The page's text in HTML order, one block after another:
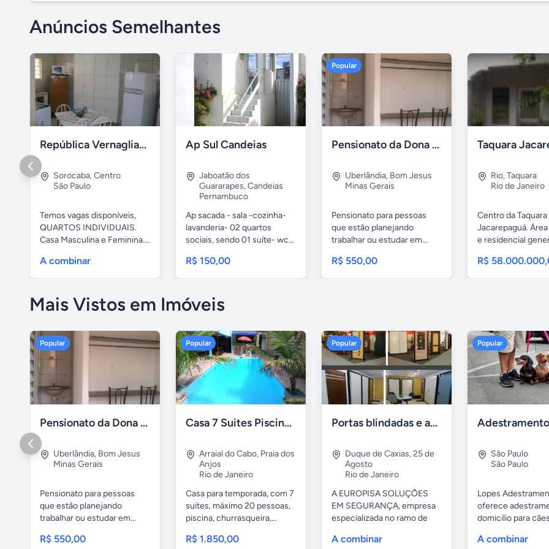
Anúncios Semelhantes
República Vernaglia-Estudantes e ou Trabalhadores
Sorocaba,Centro
São Paulo
Temos vagas disponíveis,
QUARTOS INDIVIDUAIS.
Casa Masculina e Feminina....
A combinar
Ap Sul Candeias
Jaboatão dos
Guararapes,Candeias
Pernambuco
Ap sacada - sala -cozinha-
lavanderia- 02 quartos
sociais, sendo 01 suíte- wc...
R$ 150,00
Popular
Pensionato da Dona Maria - Uberlândia/MG
Uberlândia, Bom Jesus
Minas Gerais
Pensionato para pessoas
que estão planejando
trabalhar ou estudar em...
R$ 550,00
Rio,Taquara
Rio de Janeiro
Centro da Taquara
Jacarepaguá.
e residencial
R$
Mais Vistos em Imóveis
Popular
Pensionato da Dona Maria - Uberlândia/MG
Uberlândia, Bom Jesus
Minas Gerais
Pensionato para pessoas
que estão planejando
trabalhar ou estudar em...
R$ 550,00
Popular
Casa 7 Suites Piscina - Praia dos Anjos
Arraial do Cabo, Praia dos
Anjos
Rio de Janeiro
Casa para temporada, com 7
suites, máximo 20 pessoas,
piscina, churrasqueira,...
R$ 1.850,00
Popular
Portas blindadas e anti-arrombamento Europisa
Duque de Caxias,25 de
Agosto
Rio de Janeiro
A EUROPISA SOLUÇÕES
EM SEGURANÇA, empresa
especializada no ramo de
A combinar
Popular
São Paulo
São Paulo
Lopes
oferece
domicilio para
A combinar